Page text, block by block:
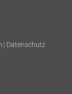
| Datenschutz